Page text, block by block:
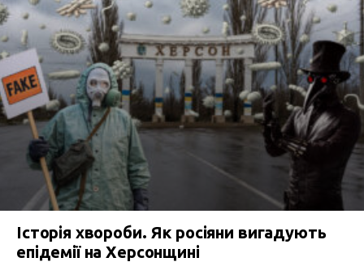
Історія хвороби. Як росіяни вигадують
епідемії на Херсонщині